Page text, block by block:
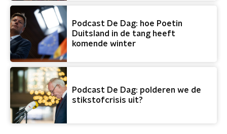
Podcast De Dag: hoe Poetin
Duitsland in de tang heeft
komende winter
Podcast De Dag: polderen we de
stikstofcrisis uit?